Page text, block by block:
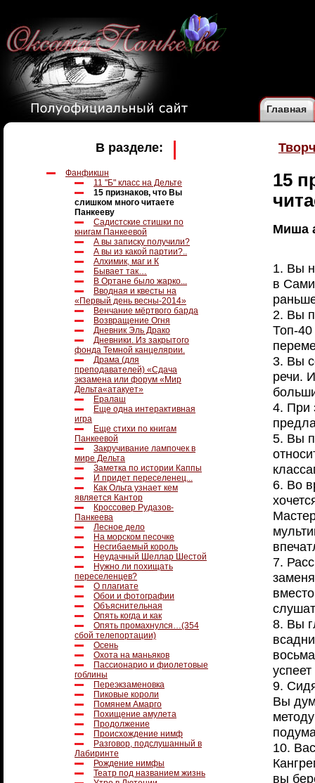
Главная
В разделе:
Фанфикшн
11 "Б" класс на Дельте
15 признаков, что Вы
слишком много читаете
Панкееву
Cадистские стишки по
книгам Панкеевой
А вы записку получили?
А вы из какой партии?..
Алхимик, маг и К
Бывает так…
В Ортане было жарко...
Вводная и квесты на
«Первый день весны-2014»
Венчание мёртвого барда
Возвращение Огня
Дневник Эль Драко
Дневники. Из закрытого
фонда Темной канцелярии.
Драма (для
преподавателей) «Сдача
экзамена или форум «Мир
Дельта«атакует»
Ералаш
Еще одна интерактивная
игра
Еще стихи по книгам
Панкеевой
Закручивание лампочек в
мире Дельта
Заметка по истории Каппы
И придет переселенец...
Как Ольга узнает кем
является Кантор
Кроссовер Рудазов-
Панкеева
Лесное дело
На морском песочке
Несгибаемый король
Неудачный Шеллар Шестой
Нужно ли похищать
переселенцев?
О плагиате
Обои и фотографии
Объяснительная
Опять когда и как
Опять промахнулся…(354
сбой телепортации)
Осень
Охота на маньяков
Пассионарио и фиолетовые
гоблины
Переэкзаменовка
Пиковые короли
Помянем Амарго
Похищение амулета
Продолжение
Происхождение нимф
Разговор, подслушанный в
Лабиринте
Рождение нимфы
Театр под названием жизнь
15
Миша
1. Вы
в
2. Вы
Топ-
3. Вы
речи.
4. При
5. Вы
6. Во
7.
8. Вы
9.
Вы
10.
вы